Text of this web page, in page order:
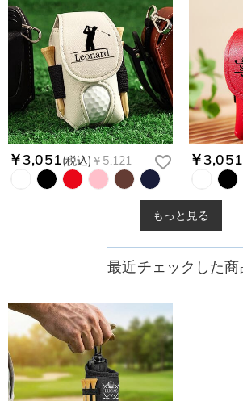
￥3,051(税込)￥5,121 ￥3,051
もっと見る
最近チェックした商